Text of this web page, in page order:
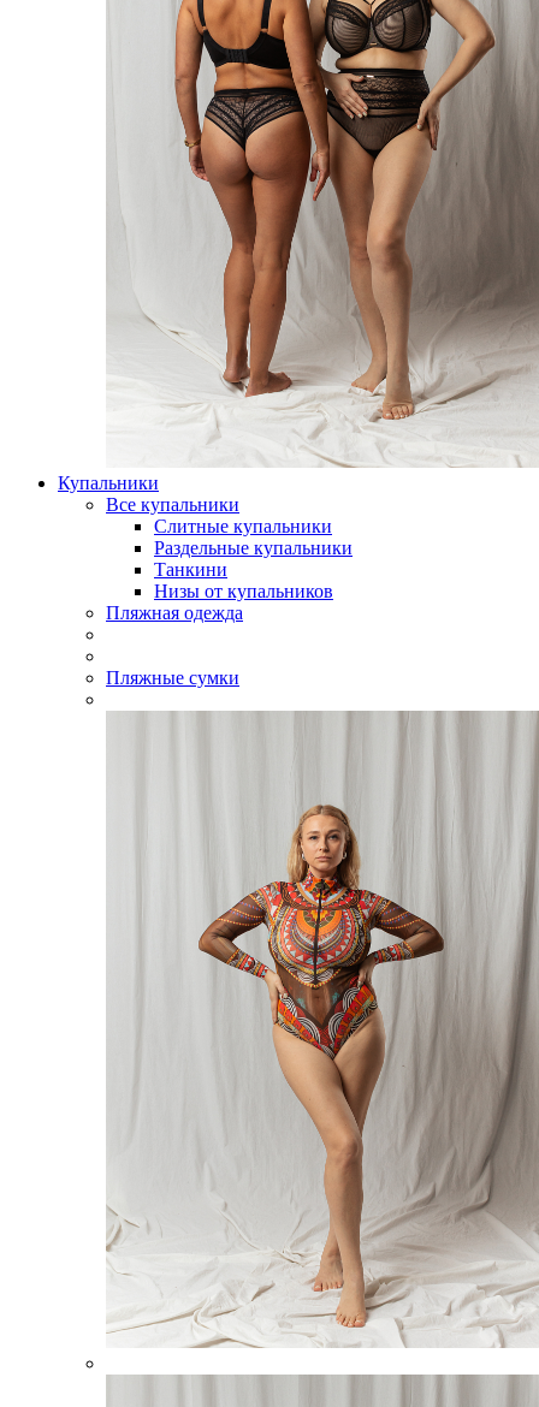
Купальники
Все купальники
Слитные купальники
Раздельные купальники
Танкини
Низы от купальников
Пляжная одежда
Пляжные сумки